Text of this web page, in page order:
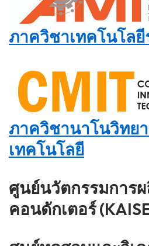
ภาควิชาเทคโนโล
ภาควิชานาโนวิทย
เทคโนโลยี
ศูนย์นวัตกรรมการ
คอนดักเตอร์